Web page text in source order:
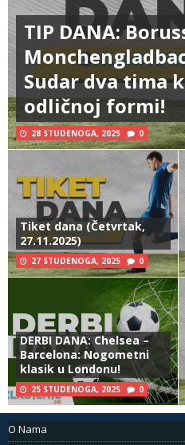
TIP DANA:
Sudar dva tima
odličnoj formi!
28 STUDENOGA, 2025 0
Tiket dana (Četvrtak,
27.11.2025)
27 STUDENOGA, 2025 0
DERBI DANA: Chelsea –
Barcelona: Nogometni
klasik u Londonu!
25 STUDENOGA, 2025 0
O Nama